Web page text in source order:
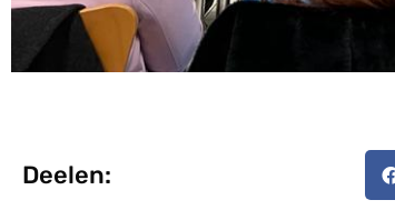
Deelen: